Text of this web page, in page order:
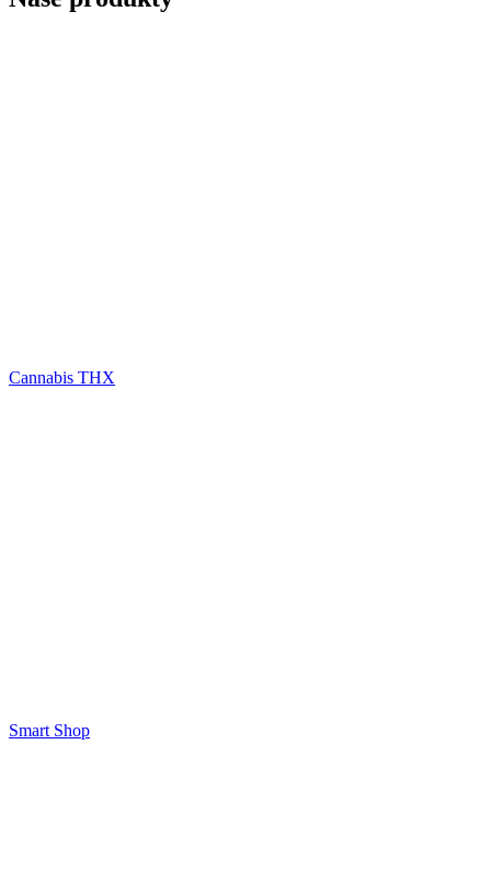
Cannabis THX
Smart Shop